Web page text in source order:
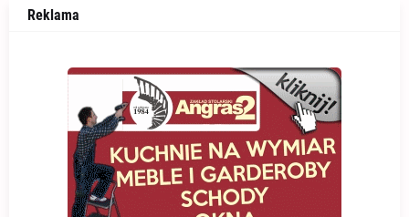
Reklama